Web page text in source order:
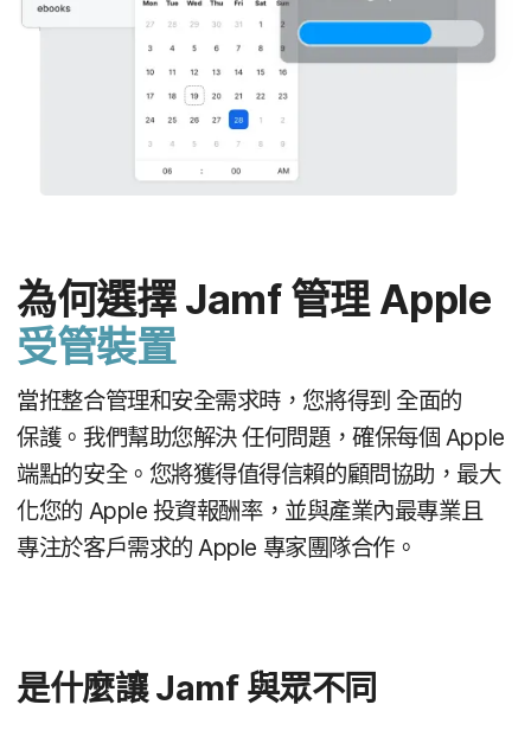
為​何選擇Jamf管理Apple
受​管​裝置
當拰​整合​管理​和​安全​需求​時，​您​將​得到 全面​的​
保護。​我們​幫助​您​解決任何​問題，​確保​每​個 Apple
端點​的​安全。​您​將​獲得​值得​信賴​的​顧問​協助，​最​大​
化您​的 Apple 投資​報​酬率，​並​與​產業​內​最​專業且​
專注於​客戶​需求​的 Apple 專家團隊​合作。
是​什麼​讓Jamf 與​眾不同